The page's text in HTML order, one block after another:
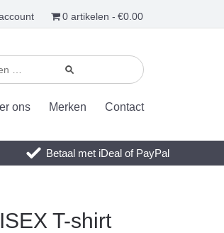
0 artikelen €0.00
ons Merken Contact
Betaal met iDeal of PayPal
T-shirt